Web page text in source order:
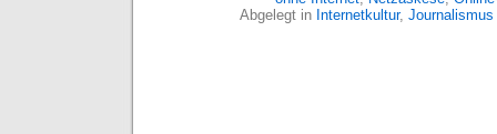
Abgelegt in Internetkultur, Journalismus